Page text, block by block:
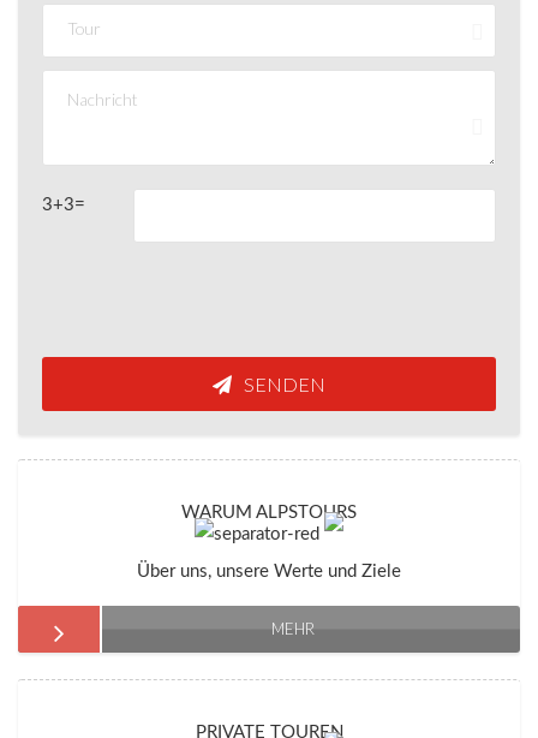
3+3=
SENDEN
WARUM ALPSTOURS
Über uns, unsere Werte und Ziele
MEHR
PRIVATE TOUREN